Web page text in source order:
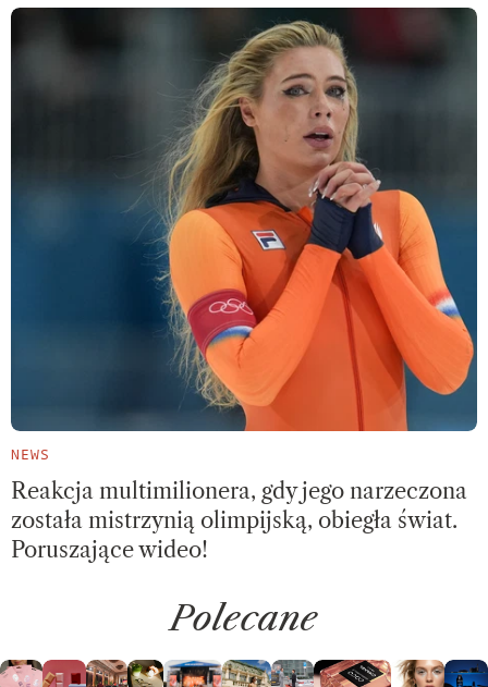
NEWS
Reakcja multimilionera, gdy jego narzeczona
została mistrzynią olimpijską, obiegła świat.
Poruszające wideo!
Polecane